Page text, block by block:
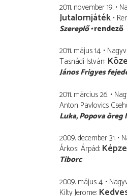
2011. november 19.
Jutalomjáték
Szereplő rendező
2011. május 14.
Tasnádi István
János Frigyes
2011. március 26.
Anton Pavlovics
Luka Popova öreg
2009. december 31.
Árkosi Árpád
Tiborc
2009. május 4.
Kilty Jerome